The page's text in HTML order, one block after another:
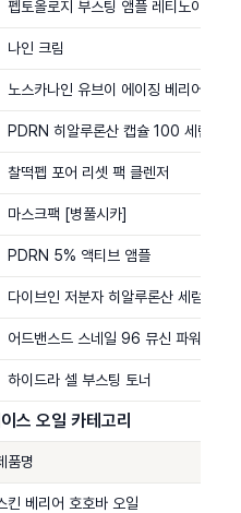
펩토올로지 부스팅 앰플 레티노이드
나인 크림
노스카나인 유브이 에이징 베리어 선
PDRN 히알루론산 캡슐 100 세럼
찰떡펩 포어 리셋 팩 클렌저
마스크팩 [병풀시카]
PDRN 5% 액티브 앰플
다이브인 저분자 히알루론산 세럼
어드밴스드 스네일 96 뮤신 파워 에센
하이드라 셀 부스팅 토너
스 오일 카테고리
품명
킨 베리어 호호바 오일